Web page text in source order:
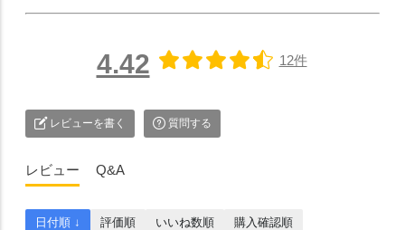
4.42 12件
レビューを書く 質問する
レビュー Q&A
日付順 ↓ 評価順 いいね数順
購入確認順